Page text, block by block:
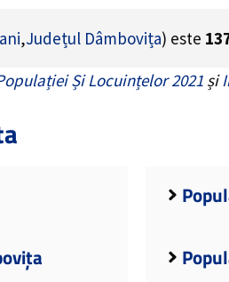
,Județul Dâmbovița) este
Și Locuințelor 2021 și